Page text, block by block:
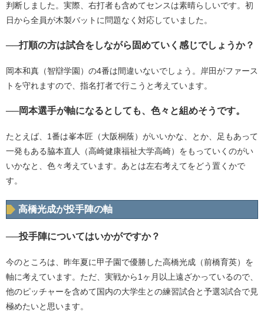
判断しました。実際、右打者も含めてセンスは素晴らしいです。初
日から全員が木製バットに問題なく対応していました。
──打順の方は試合をしながら固めていく感じでしょうか？
岡本和真（智辯学園）の4番は間違いないでしょう。岸田がファース
トを守れますので、指名打者で行こうと考えています。
──岡本選手が軸になるとしても、色々と組めそうです。
たとえば、1番は峯本匠（大阪桐蔭）がいいかな、とか、足もあって
一発もある脇本直人（高崎健康福祉大学高崎）をもっていくのがい
いかなと、色々考えています。あとは左右考えてをどう置くかで
す。
高橋光成が投手陣の軸
──投手陣についてはいかがですか？
今のところは、昨年夏に甲子園で優勝した高橋光成（前橋育英）を
軸に考えています。ただ、実戦から1ヶ月以上遠ざかっているので、
他のピッチャーを含めて国内の大学生との練習試合と予選3試合で見
極めたいと思います。